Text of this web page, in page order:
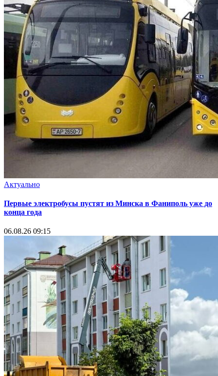
Актуально
Первые электробусы пустят из Минска в Фаниполь уже до
конца года
06.08.26 09:15